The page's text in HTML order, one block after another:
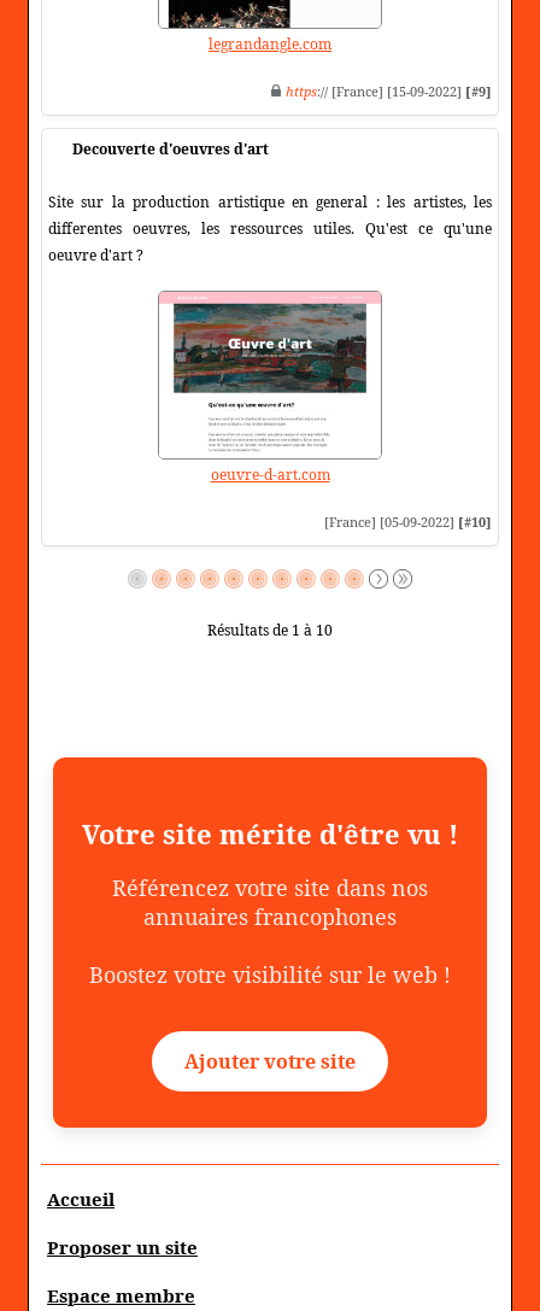
legrandangle.com
https:// [France] [15-09-2022] [#9]
Decouverte d'oeuvres d'art
Site sur la production artistique en general : les artistes, les
differentes oeuvres, les ressources utiles. Qu'est ce qu'une
oeuvre d'art ?
oeuvre-d-art.com
[France] [05-09-2022] [#10]
Résultats de 1 à 10
Votre site mérite d'être vu !
Référencez votre site dans nos
annuaires francophones
Boostez votre visibilité sur le web !
Ajouter votre site
Accueil
Proposer un site
Espace membre